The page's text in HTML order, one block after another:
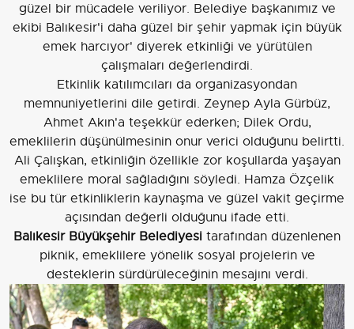
güzel bir mücadele veriliyor. Belediye başkanımız ve
ekibi Balıkesir'i daha güzel bir şehir yapmak için büyük
emek harcıyor' diyerek etkinliği ve yürütülen
çalışmaları değerlendirdi.
Etkinlik katılımcıları da organizasyondan
memnuniyetlerini dile getirdi. Zeynep Ayla Gürbüz,
Ahmet Akın'a teşekkür ederken; Dilek Ordu,
emeklilerin düşünülmesinin onur verici olduğunu belirtti.
Ali Çalışkan, etkinliğin özellikle zor koşullarda yaşayan
emeklilere moral sağladığını söyledi. Hamza Özçelik
ise bu tür etkinliklerin kaynaşma ve güzel vakit geçirme
açısından değerli olduğunu ifade etti.
Balıkesir Büyükşehir Belediyesi tarafından düzenlenen
piknik, emeklilere yönelik sosyal projelerin ve
desteklerin sürdürüleceğinin mesajını verdi.